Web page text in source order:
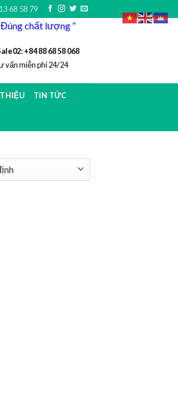
68 58 79
chất lượng “
+84 88 68 58 068
vấn miễn phí 24/24
TIN TỨC